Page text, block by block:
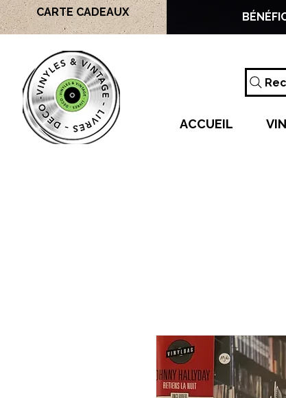
CARTE CADEAUX
ACCUEIL